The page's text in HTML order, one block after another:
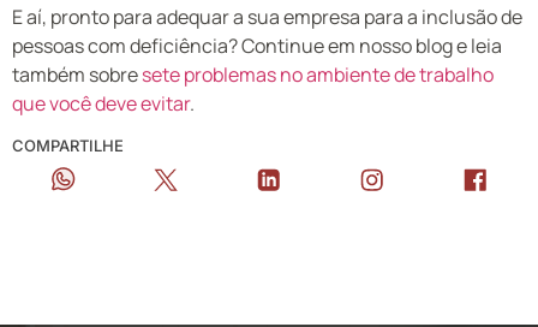
E aí, pronto para adequar a sua empresa para a inclusão de
pessoas com deficiência? Continue em nosso blog e leia
também sobresete problemas no ambiente de trabalho
que você deve evitar.
COMPARTILHE